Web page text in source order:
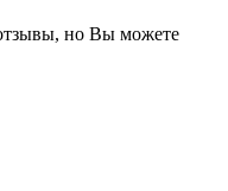
но Вы можете